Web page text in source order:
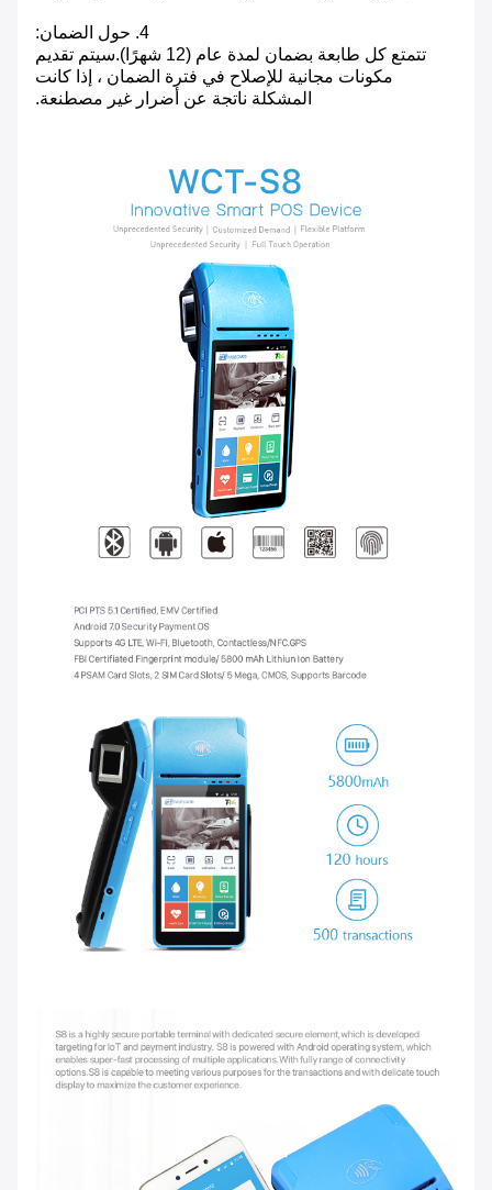
4. حول الضمان:
تتمتع كل طابعة بضمان لمدة عام (12 شهرًا).سيتم تقديم
مكونات مجانية للإصلاح في فترة الضمان ، إذا كانت
المشكلة ناتجة عن أضرار غير مصطنعة.